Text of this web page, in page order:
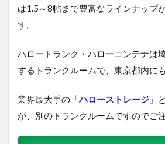
は1.5～8帖まで豊富なラインナップ
す。
ハロートランク・ハローコンテナは
するトランクルームで、東京都内に
業界最大手の「ハローストレージ 」
が、別のトランクルームですのでご